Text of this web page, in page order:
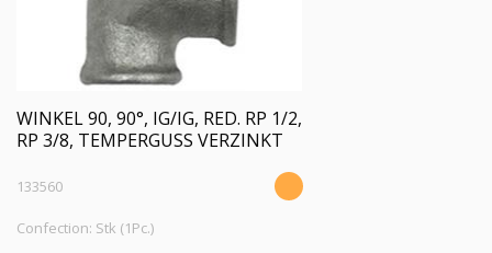
WINKEL 90, 90°, IG/IG, RED. RP 1/2,
RP 3/8, TEMPERGUSS VERZINKT
133560
Confection: Stk (1Pc.)